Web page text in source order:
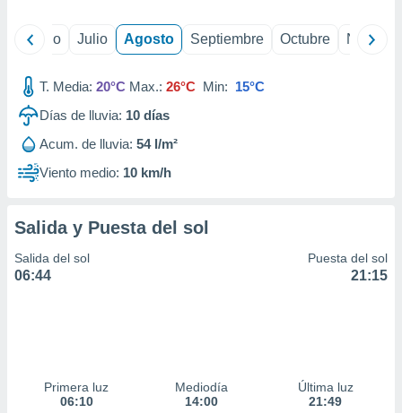
Junio Julio Agosto Septiembre Octubre
T. Media: 20°C Max.: 26°C Min: 15°C
Días de lluvia: 10 días
Acum. de lluvia: 54 l/m²
Viento medio: 10 km/h
Salida y Puesta del sol
Salida del sol
06:44
Puesta del sol
21:15
Primera luz
06:10
Mediodía
14:00
Última luz
21:49